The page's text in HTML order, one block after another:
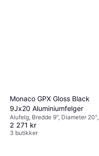
Monaco GPX Gloss Black
9Jx20 Aluminiumfelger
Alufelg, Bredde 9", Diameter 20",
Svart
2 271 kr
3 butikker